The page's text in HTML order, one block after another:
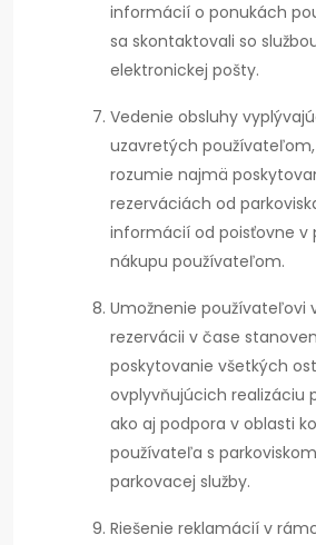
informácií o ponukách
sa skontaktovali so
elektronickej pošty.
Vedenie obsluhy
uzavretých
rozumie najmä
rezerváciách od
informácií od poisťovne v
nákupu používateľom.
Umožnenie používateľovi
rezervácii v čase
poskytovanie všetkých
ovplyvňujúcich realizáciu
ako aj podpora v oblasti
používateľa s
parkovacej služby.
Riešenie reklamácií v